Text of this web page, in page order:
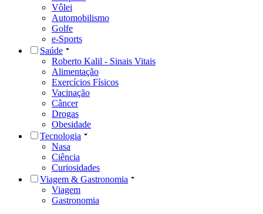
Vôlei
Automobilismo
Golfe
e-Sports
Saúde
Roberto Kalil - Sinais Vitais
Alimentação
Exercícios Físicos
Vacinação
Câncer
Drogas
Obesidade
Tecnologia
Nasa
Ciência
Curiosidades
Viagem & Gastronomia
Viagem
Gastronomia